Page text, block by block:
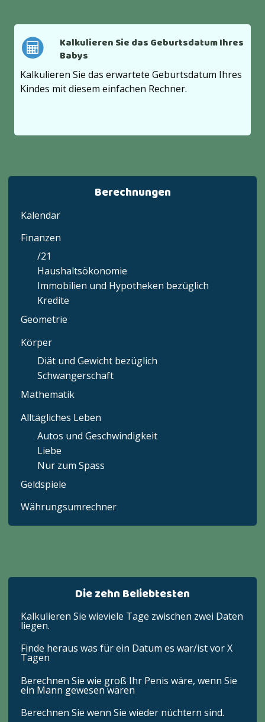
Kalkulieren Sie das Geburtsdatum Ihres
Babys
Kalkulieren Sie das erwartete Geburtsdatum Ihres
Kindes mit diesem einfachen Rechner.
Berechnungen
Kalendar
Finanzen
/21
Haushaltsökonomie
Immobilien und Hypotheken bezüglich
Kredite
Geometrie
Körper
Diät und Gewicht bezüglich
Schwangerschaft
Mathematik
Alltägliches Leben
Autos und Geschwindigkeit
Liebe
Nur zum Spass
Geldspiele
Währungsumrechner
Die zehn Beliebtesten
Kalkulieren Sie wieviele Tage zwischen zwei Daten
liegen.
Finde heraus was für ein Datum es war/ist vor X
Tagen
Berechnen Sie wie groß Ihr Penis wäre, wenn Sie
ein Mann gewesen wären
Berechnen Sie wenn Sie wieder nüchtern sind.